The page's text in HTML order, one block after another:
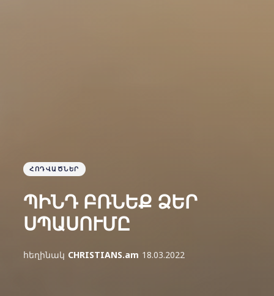
ՀՈԴՎԱԾՆԵՐ
ՊԻՆԴ ԲՌՆԵՔ ՁԵՐ
ՍՊԱՍՈՒՄԸ
հեղինակ CHRISTIANS.am 18.03.2022